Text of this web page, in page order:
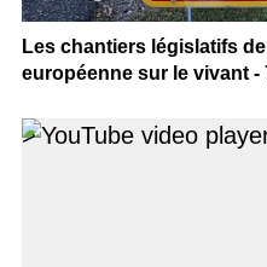
Les chantiers législatifs
européenne sur le vivant -
>